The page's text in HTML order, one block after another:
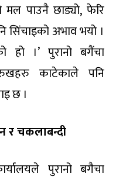
मल पाउनै छाड्यो, फेरि
सिंचाइको अभाव भयो ।
हो ।’ पुरानो बगैंचा
रुखहरु काटेकाले पनि
छ ।
र चकलाबन्दी
पुरानो बगैचा